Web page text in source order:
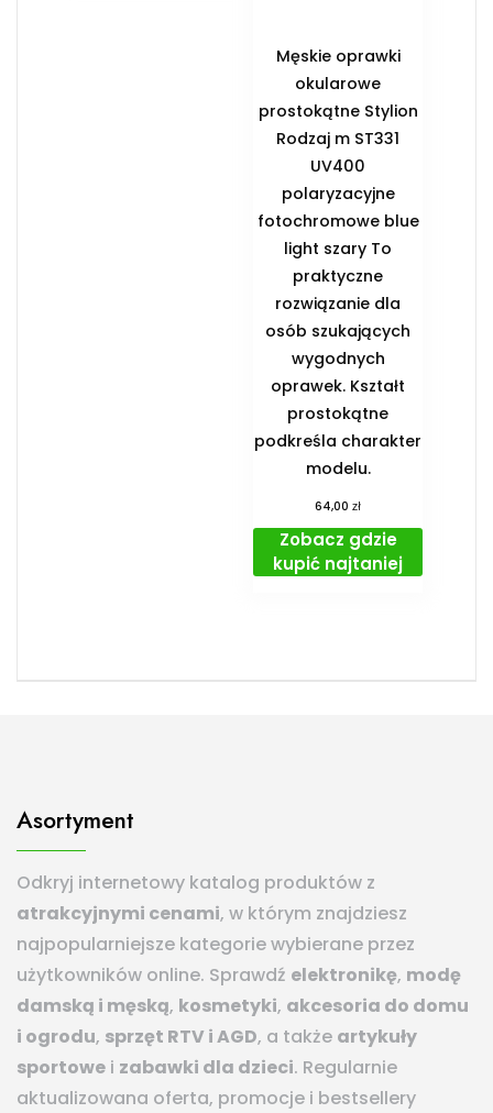
Męskie oprawki
okularowe
prostokątne Stylion
Rodzaj m ST331
UV400
polaryzacyjne
fotochromowe blue
light szary To
praktyczne
rozwiązanie dla
osób szukających
wygodnych
oprawek. Kształt
prostokątne
podkreśla charakter
modelu.
64,00zł
Zobacz gdzie
kupić najtaniej
Asortyment
Odkryj internetowy katalog produktów z
atrakcyjnymi cenami, w którym znajdziesz
najpopularniejsze kategorie wybierane przez
użytkowników online. Sprawdź elektronikę, modę
damską i męską, kosmetyki, akcesoria do domu
i ogrodu, sprzęt RTV i AGD, a także artykuły
sportowe i zabawki dla dzieci. Regularnie
aktualizowana oferta, promocje i bestsellery